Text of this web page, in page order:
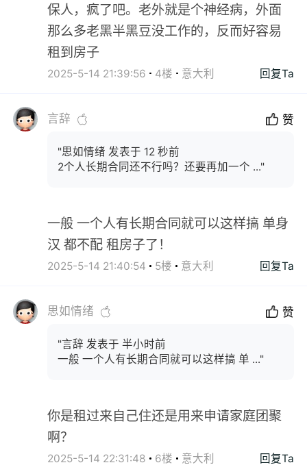
保人，疯了吧。老外就是个神经病，外面
那么多老黑半黑豆没工作的，反而好容易
租到房子
2025-5-14 21:39:56 4楼 意大利 回复Ta
言辞 赞
"思如情绪 发表于 12 秒前
2个人长期合同还不行吗？还要再加一个 ..."
一般 一个人有长期合同就可以这样搞 单身
汉 都不配 租房子了！
2025-5-14 21:40:54 5楼 意大利 回复Ta
思如情绪 赞
"言辞 发表于 半小时前
一般 一个人有长期合同就可以这样搞 单 ..."
你是租过来自己住还是用来申请家庭团聚
啊？
2025-5-14 22:31:48 6楼 意大利 回复Ta